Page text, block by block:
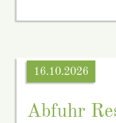
Abfuhr
16.10.2026